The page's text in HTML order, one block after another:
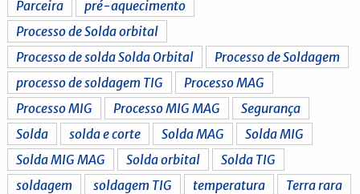
Parceira
pré-aquecimento
Processo de Solda orbital
Processo de solda Solda Orbital
Processo de Soldagem
processo de soldagem TIG
Processo MAG
Processo MIG
Processo MIG MAG
Segurança
Solda
solda e corte Solda MAG
Solda MIG
Solda MIG MAG
Solda orbital
Solda TIG
soldagem
soldagem TIG temperatura
Terra rara